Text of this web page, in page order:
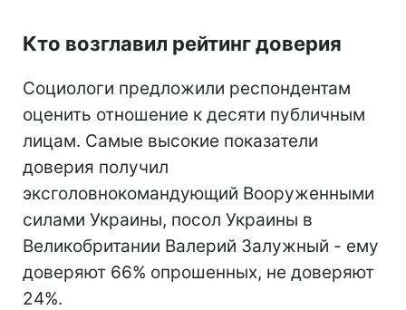
Кто возглавил рейтинг доверия
Социологи предложили респондентам
оценить отношение к десяти публичным
лицам. Самые высокие показатели
доверия получил
эксголовнокомандующий Вооруженными
силами Украины, посол Украины в
Великобритании Валерий Залужный - ему
доверяют 66% опрошенных, не доверяют
24%.